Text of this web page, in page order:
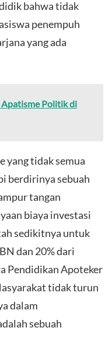
bahwa tidak
penempuh
yang ada
Politik di
yang tidak semua
berdirinya sebuah
tangan
biaya investasi
sedikitnya untuk
dan 20% dari
Pendidikan Apoteker
tidak turun
dalam
sebuah